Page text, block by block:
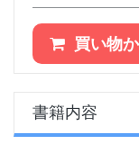
買い物
書籍内容